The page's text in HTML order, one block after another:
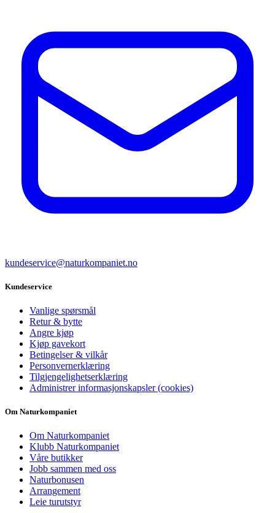
kundeservice@naturkompaniet.no
Kundeservice
Vanlige spørsmål
Retur & bytte
Angre kjøp
Kjøp gavekort
Betingelser & vilkår
Personvernerklæring
Tilgjengelighetserklæring
Administrer informasjonskapsler (cookies)
Om Naturkompaniet
Om Naturkompaniet
Klubb Naturkompaniet
Våre butikker
Jobb sammen med oss
Naturbonusen
Arrangement
Leie turutstyr